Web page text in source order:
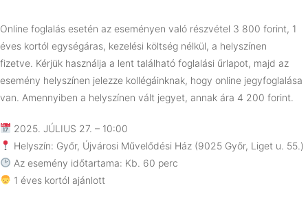
Online foglalás esetén az eseményen való részvétel 3 800 forint, 1
éves kortól egységáras, kezelési költség nélkül, a helyszínen
fizetve. Kérjük használja a lent található foglalási űrlapot, majd az
esemény helyszínen jelezze kollégáinknak, hogy online jegyfoglalása
van. Amennyiben a helyszínen vált jegyet, annak ára 4 200 forint.
2025. JÚLIUS 27. – 10:00
Helyszín: Győr, Újvárosi Művelődési Ház (9025 Győr, Liget u. 55.)
Az esemény időtartama: Kb. 60 perc
1 éves kortól ajánlott